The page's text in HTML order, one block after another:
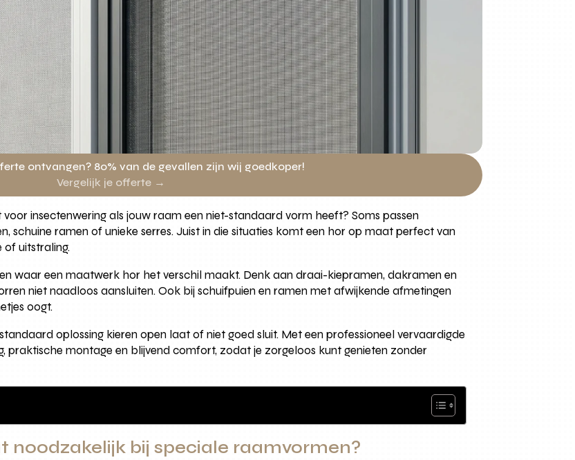
ontvangen? 80% van de gevallen zijn wij goedkoper!
Vergelijk je offerte →
insectenwering als jouw raam een niet-standaard vorm heeft? Soms passen
schuine ramen of unieke serres. Juist in die situaties komt een hor op maat perfect van
of uitstraling.
waar een maatwerk hor het verschil maakt. Denk aan draai-kiepramen, dakramen en
niet naadloos aansluiten. Ook bij schuifpuien en ramen met afwijkende afmetingen
oogt.
oplossing kieren open laat of niet goed sluit. Met een professioneel vervaardigde
praktische montage en blijvend comfort, zodat je zorgeloos kunt genieten zonder
noodzakelijk bij speciale raamvormen?